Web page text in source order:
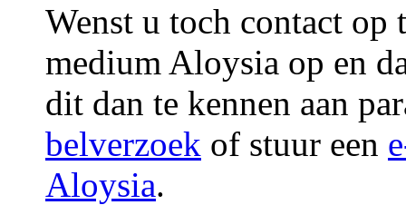
Wenst u toch contact op
medium Aloysia op en
dit dan te kennen aan
belverzoek of stuur een
Aloysia.